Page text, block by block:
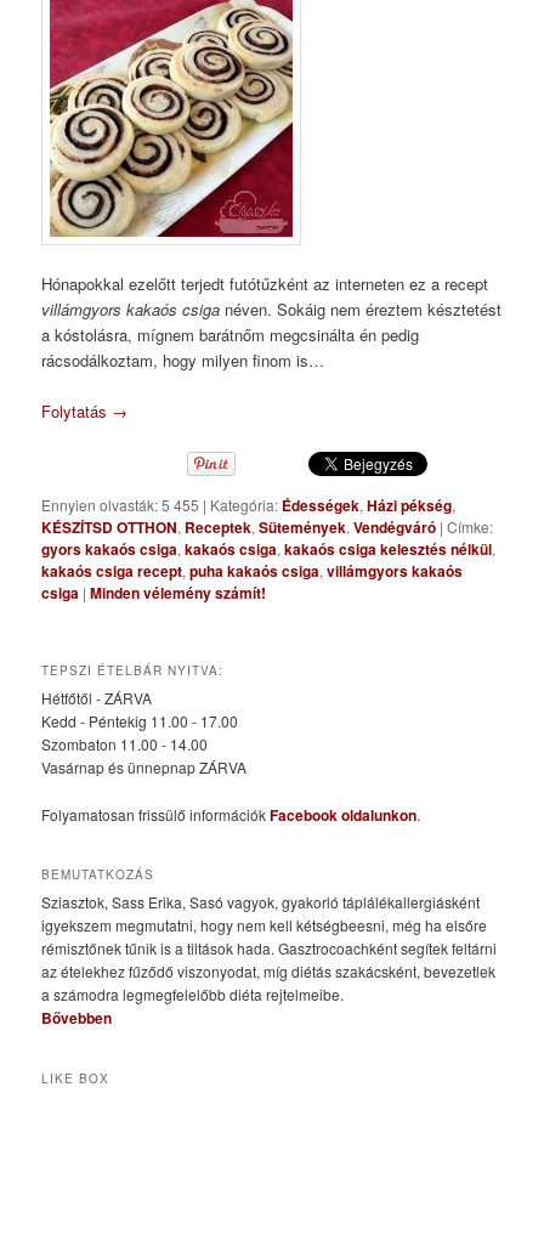
Hónapokkal ezelőtt terjedt futótűzként az interneten ez a recept
villámgyors kakaós csiga néven. Sokáig nem éreztem késztetést
a kóstolásra, mígnem barátnőm megcsinálta én pedig
rácsodálkoztam, hogy milyen finom is…
Folytatás →
Ennyien olvasták: 5 455 | Kategória: Édességek,Házi pékség,
KÉSZÍTSD OTTHON, Receptek,Sütemények,Vendégváró |Címke:
gyors kakaós csiga,kakaós csiga,kakaós csiga kelesztés nélkül,
kakaós csiga recept,puha kakaós csiga,villámgyors kakaós
csiga |Minden vélemény számít!
TEPSZI ÉTELBÁR NYITVA:
Hétfőtől - ZÁRVA
Kedd - Péntekig 11.00 - 17.00
Szombaton 11.00 - 14.00
Vasárnap és ünnepnap ZÁRVA
Folyamatosan frissülő információkFacebook oldalunkon.
BEMUTATKOZÁS
Sziasztok, Sass Erika, Sasó vagyok, gyakorló táplálékallergiásként
igyekszem megmutatni, hogy nem kell kétségbeesni, még ha elsőre
rémisztőnek tűnik is a tiltások hada. Gasztrocoachként segítek feltárni
az ételekhez fűződő viszonyodat, míg diétás szakácsként, bevezetlek
a számodra legmegfelelőbb diéta rejtelmeibe.
Bővebben
LIKE BOX